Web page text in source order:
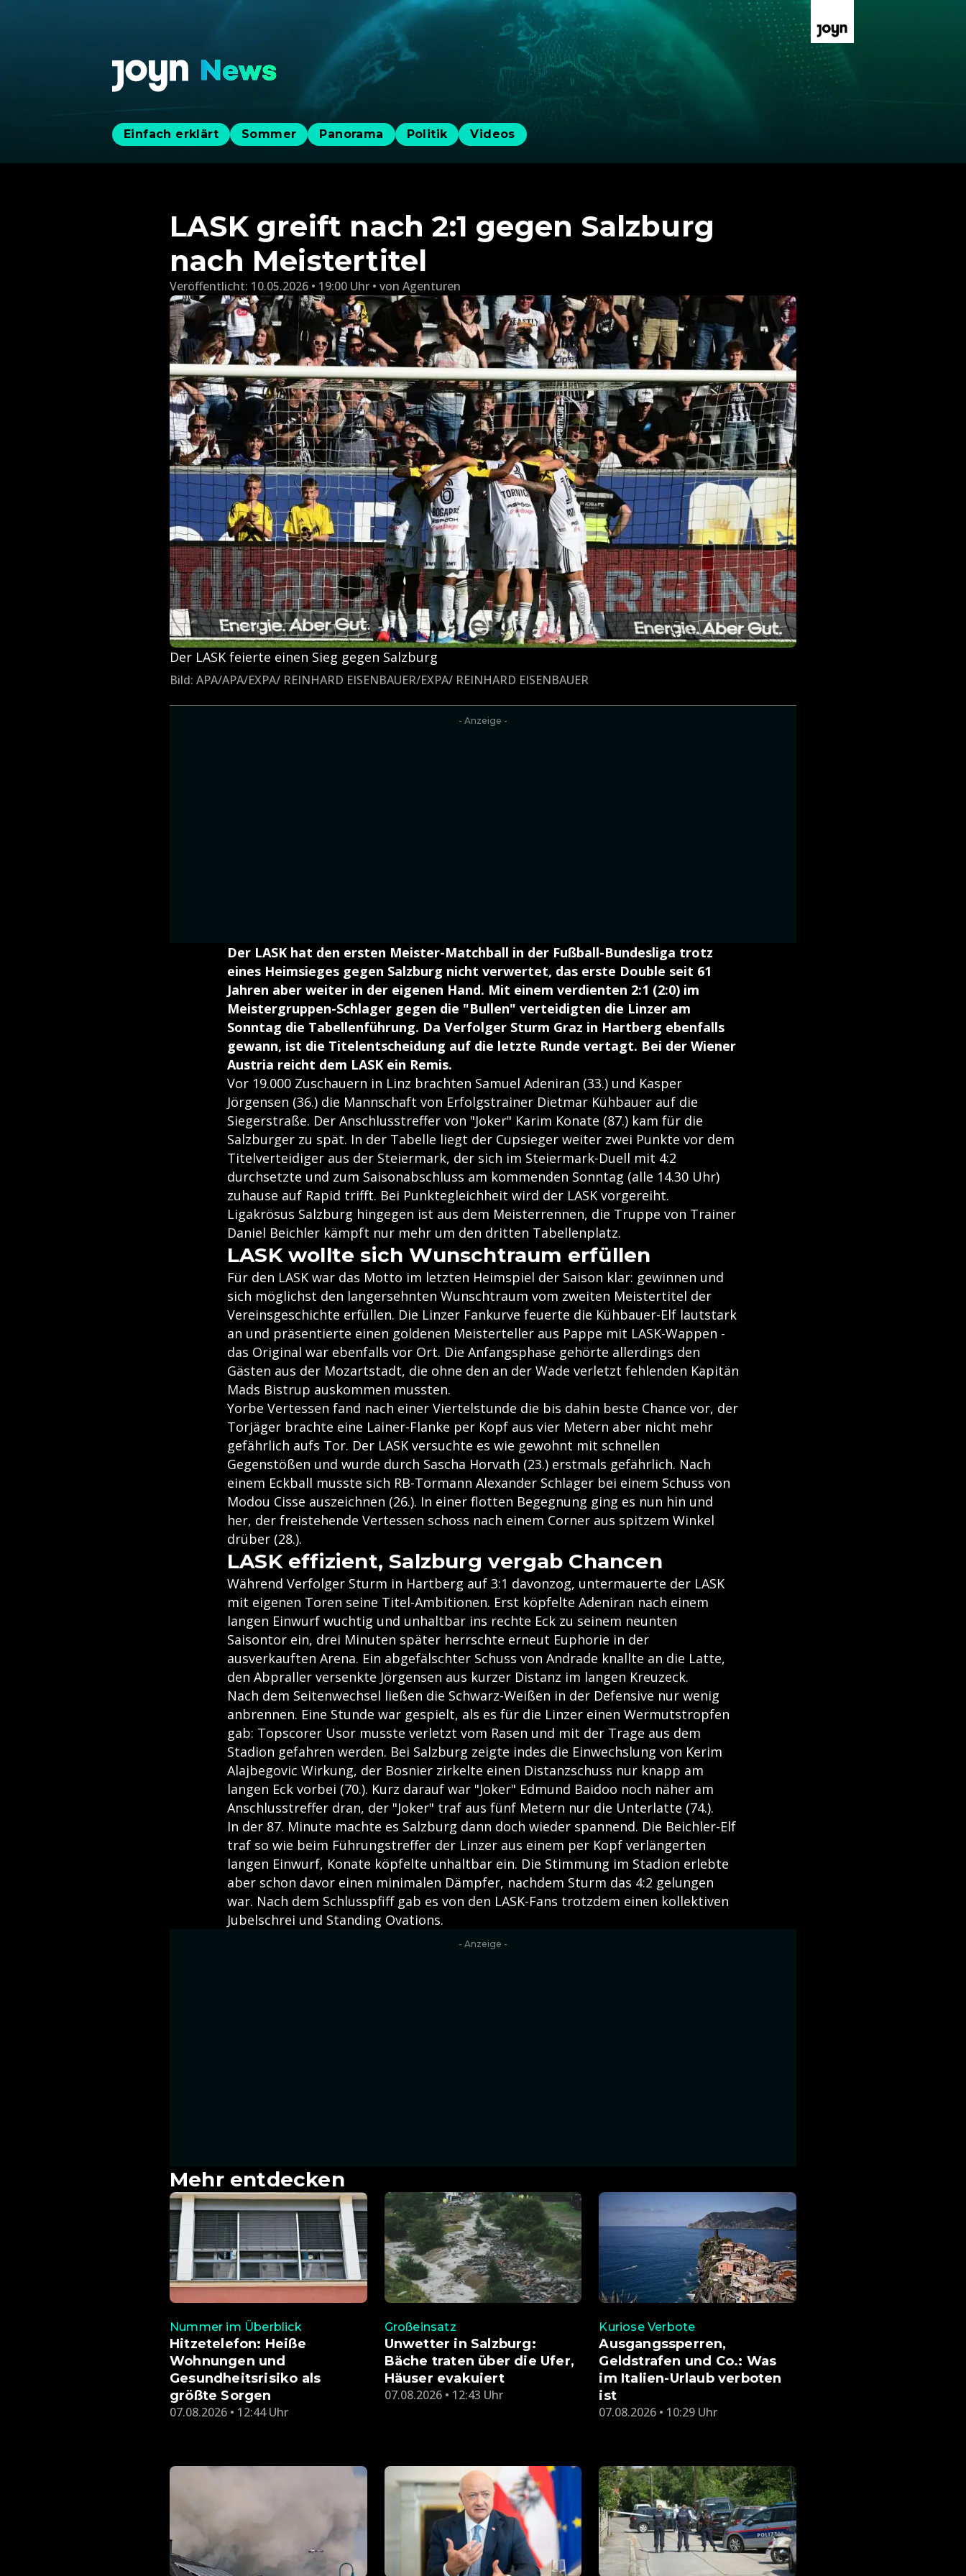
Einfach erklärt Sommer Panorama Politik Videos
LASK greift nach 2:1 gegen Salzburg
nach Meistertitel
Veröffentlicht: 10.05.2026 • 19:00 Uhr von Agenturen
Der LASK feierte einen Sieg gegen Salzburg
Bild: APA/APA/EXPA/ REINHARD EISENBAUER/EXPA/ REINHARD EISENBAUER
- Anzeige -
Der LASK hat den ersten Meister-Matchball in der Fußball-Bundesliga trotz
eines Heimsieges gegen Salzburg nicht verwertet, das erste Double seit 61
Jahren aber weiter in der eigenen Hand. Mit einem verdienten 2:1 (2:0) im
Meistergruppen-Schlager gegen die "Bullen" verteidigten die Linzer am
Sonntag die Tabellenführung. Da Verfolger Sturm Graz in Hartberg ebenfalls
gewann, ist die Titelentscheidung auf die letzte Runde vertagt. Bei der Wiener
Austria reicht dem LASK ein Remis.
Vor 19.000 Zuschauern in Linz brachten Samuel Adeniran (33.) und Kasper
Jörgensen (36.) die Mannschaft von Erfolgstrainer Dietmar Kühbauer auf die
Siegerstraße. Der Anschlusstreffer von "Joker" Karim Konate (87.) kam für die
Salzburger zu spät. In der Tabelle liegt der Cupsieger weiter zwei Punkte vor dem
Titelverteidiger aus der Steiermark, der sich im Steiermark-Duell mit 4:2
durchsetzte und zum Saisonabschluss am kommenden Sonntag (alle 14.30 Uhr)
zuhause auf Rapid trifft. Bei Punktegleichheit wird der LASK vorgereiht.
Ligakrösus Salzburg hingegen ist aus dem Meisterrennen, die Truppe von Trainer
Daniel Beichler kämpft nur mehr um den dritten Tabellenplatz.
LASK wollte sich Wunschtraum erfüllen
Für den LASK war das Motto im letzten Heimspiel der Saison klar: gewinnen und
sich möglichst den langersehnten Wunschtraum vom zweiten Meistertitel der
Vereinsgeschichte erfüllen. Die Linzer Fankurve feuerte die Kühbauer-Elf lautstark
an und präsentierte einen goldenen Meisterteller aus Pappe mit LASK-Wappen -
das Original war ebenfalls vor Ort. Die Anfangsphase gehörte allerdings den
Gästen aus der Mozartstadt, die ohne den an der Wade verletzt fehlenden Kapitän
Mads Bistrup auskommen mussten.
Yorbe Vertessen fand nach einer Viertelstunde die bis dahin beste Chance vor, der
Torjäger brachte eine Lainer-Flanke per Kopf aus vier Metern aber nicht mehr
gefährlich aufs Tor. Der LASK versuchte es wie gewohnt mit schnellen
Gegenstößen und wurde durch Sascha Horvath (23.) erstmals gefährlich. Nach
einem Eckball musste sich RB-Tormann Alexander Schlager bei einem Schuss von
Modou Cisse auszeichnen (26.). In einer flotten Begegnung ging es nun hin und
her, der freistehende Vertessen schoss nach einem Corner aus spitzem Winkel
drüber (28.).
LASK effizient, Salzburg vergab Chancen
Während Verfolger Sturm in Hartberg auf 3:1 davonzog, untermauerte der LASK
mit eigenen Toren seine Titel-Ambitionen. Erst köpfelte Adeniran nach einem
langen Einwurf wuchtig und unhaltbar ins rechte Eck zu seinem neunten
Saisontor ein, drei Minuten später herrschte erneut Euphorie in der
ausverkauften Arena. Ein abgefälschter Schuss von Andrade knallte an die Latte,
den Abpraller versenkte Jörgensen aus kurzer Distanz im langen Kreuzeck.
Nach dem Seitenwechsel ließen die Schwarz-Weißen in der Defensive nur wenig
anbrennen. Eine Stunde war gespielt, als es für die Linzer einen Wermutstropfen
gab: Topscorer Usor musste verletzt vom Rasen und mit der Trage aus dem
Stadion gefahren werden. Bei Salzburg zeigte indes die Einwechslung von Kerim
Alajbegovic Wirkung, der Bosnier zirkelte einen Distanzschuss nur knapp am
langen Eck vorbei (70.). Kurz darauf war "Joker" Edmund Baidoo noch näher am
Anschlusstreffer dran, der "Joker" traf aus fünf Metern nur die Unterlatte (74.).
In der 87. Minute machte es Salzburg dann doch wieder spannend. Die Beichler-Elf
traf so wie beim Führungstreffer der Linzer aus einem per Kopf verlängerten
langen Einwurf, Konate köpfelte unhaltbar ein. Die Stimmung im Stadion erlebte
aber schon davor einen minimalen Dämpfer, nachdem Sturm das 4:2 gelungen
war. Nach dem Schlusspfiff gab es von den LASK-Fans trotzdem einen kollektiven
Jubelschrei und Standing Ovations.
- Anzeige -
Mehr entdecken
Nummer im Überblick
Hitzetelefon: Heiße
Wohnungen und
Gesundheitsrisiko als
größte Sorgen
07.08.2026 • 12:44 Uhr
Großeinsatz
Unwetter in Salzburg:
Bäche traten über die Ufer,
Häuser evakuiert
07.08.2026 • 12:43 Uhr
Kuriose Verbote
Ausgangssperren,
Geldstrafen und Co.: Was
im Italien-Urlaub verboten
ist
07.08.2026 • 10:29 Uhr